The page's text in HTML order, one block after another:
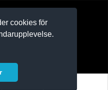
cookies för